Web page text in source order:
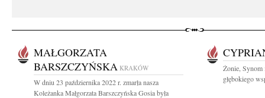
MAŁGORZATA
BARSZCZYŃSKA KRAKÓW
W dniu 23 października 2022 r. zmarła nasza
Koleżanka Małgorzata Barszczyńska Gosia była
Żonie, Synom
głębokiego